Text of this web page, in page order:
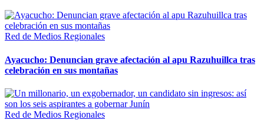
Red de Medios Regionales
Ayacucho: Denuncian grave afectación al apu Razuhuillca tras
celebración en sus montañas
Red de Medios Regionales